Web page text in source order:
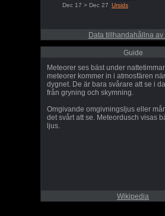
Dec 17 > Dec 27 Ursids
Data tillhandahållna av
Guide
Meteorer ses bäst under
meteorer kommer in i atmosfären
dygnet. De är bara svårare att se i
från gryning och skymning.
Omgivande omgivningsljus eller
det svårt att se. Meteordusch visas
ljus.
Wikipedia